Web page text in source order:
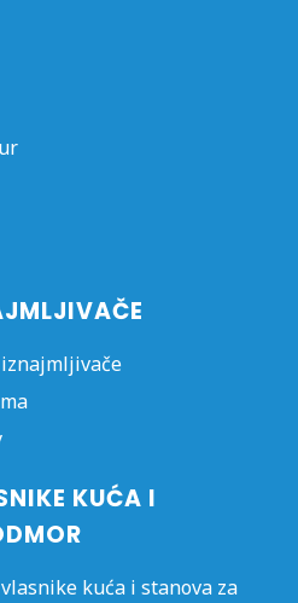
KUĆA I
kuća i stanova za